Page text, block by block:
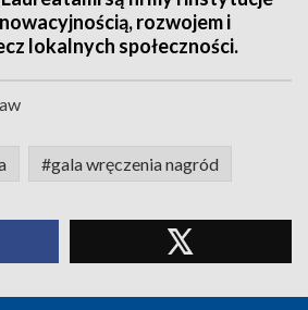
rozwojem i
lokalnych społeczności.
#gala wręczenia nagród